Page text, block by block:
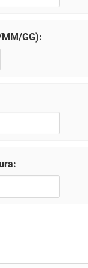
GG):